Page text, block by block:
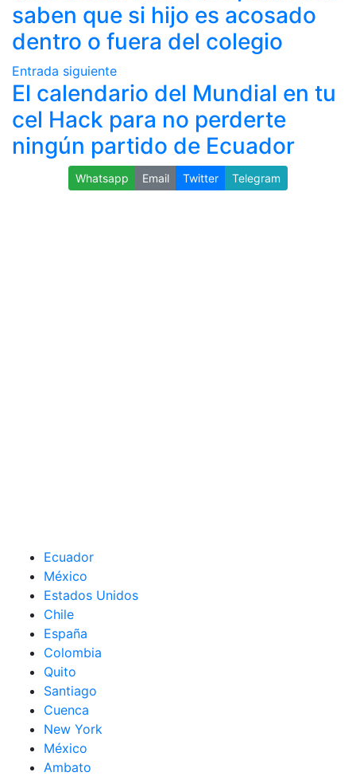
saben que si hijo es acosado
dentro o fuera del colegio
Entrada siguiente
El calendario del Mundial en tu
cel Hack para no perderte
ningún partido de Ecuador
Whatsapp Email Twitter Telegram
Ecuador
México
Estados Unidos
Chile
España
Colombia
Quito
Santiago
Cuenca
New York
México
Ambato